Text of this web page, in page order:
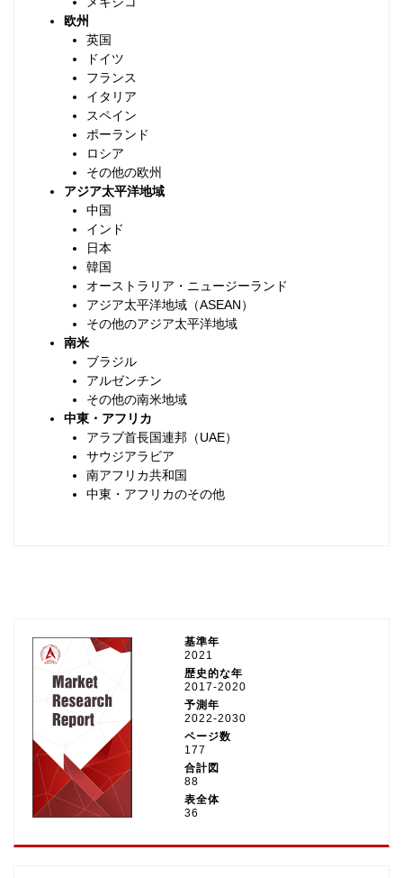
欧州
英国
ドイツ
フランス
イタリア
スペイン
ポーランド
ロシア
その他の欧州
アジア太平洋地域
中国
インド
日本
韓国
オーストラリア・ニュージーランド
アジア太平洋地域（ASEAN）
その他のアジア太平洋地域
南米
ブラジル
アルゼンチン
その他の南米地域
中東・アフリカ
アラブ首長国連邦（UAE）
サウジアラビア
南アフリカ共和国
中東・アフリカのその他
基準年
2021
歴史的な年
2017-2020
予測年
2022-2030
ページ数
177
合計図
88
表全体
36